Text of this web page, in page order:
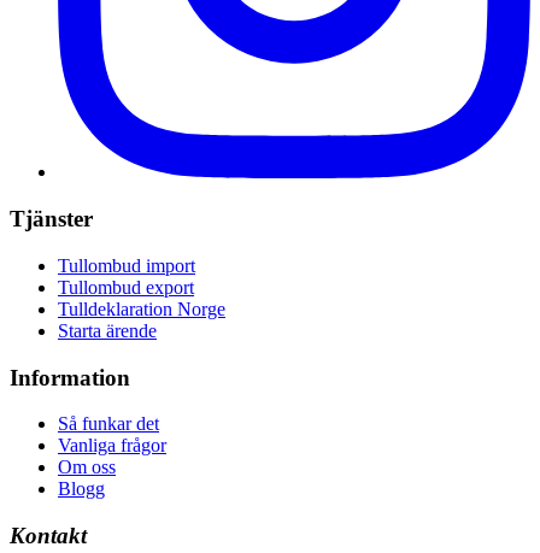
Tjänster
Tullombud import
Tullombud export
Tulldeklaration Norge
Starta ärende
Information
Så funkar det
Vanliga frågor
Om oss
Blogg
Kontakt